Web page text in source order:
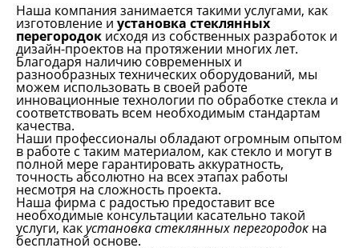
Наша компания занимается такими услугами, как
изготовление и установка стеклянных
перегородок исходя из собственных разработок и
дизайн-проектов на протяжении многих лет.
Благодаря наличию современных и
разнообразных технических оборудований, мы
можем использовать в своей работе
инновационные технологии по обработке стекла и
соответствовать всем необходимым стандартам
качества.
Наши профессионалы обладают огромным опытом
в работе с таким материалом, как стекло и могут в
полной мере гарантировать аккуратность,
точность абсолютно на всех этапах работы
несмотря на сложность проекта.
Наша фирма с радостью предоставит все
необходимые консультации касательно такой
услуги, какустановка стеклянных перегородок на
бесплатной основе.